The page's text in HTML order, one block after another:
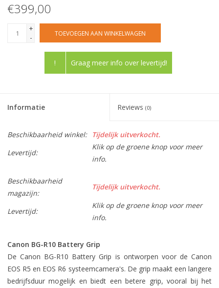
€399,00
+
-
TOEVOEGEN AAN WINKELWAGEN
! Graag meer info over levertijd!
Informatie Reviews (0)
Beschikbaarheid winkel:
Tijdelijk uitverkocht.
Levertijd:
Klik op de groene knop voor meer
info.
Beschikbaarheid
magazijn:
Tijdelijk uitverkocht.
Levertijd:
Klik op de groene knop voor meer
info.
Canon BG-R10 Battery Grip
De Canon BG-R10 Battery Grip is ontworpen voor de Canon
EOS R5 en EOS R6 systeemcamera's. De grip maakt een langere
bedrijfsduur mogelijk en biedt een betere grip, vooral bij het